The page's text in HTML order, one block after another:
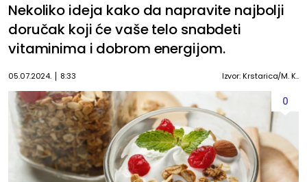
Nekoliko ideja kako da napravite najbolji
doručak koji će vaše telo snabdeti
vitaminima i dobrom energijom.
05.07.2024. 8:33 Izvor: Krstarica/M. K..
0